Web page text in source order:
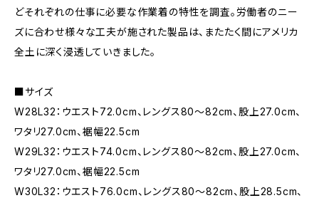
どそれぞれの仕事に必要な作業着の特性を調査。労働者のニー
ズに合わせ様々な工夫が施された製品は、またたく間にアメリカ
全土に深く浸透していきました。
■サイズ
W28L32：ウエスト72.0cm、レングス80〜82cm、股上27.0cm、
ワタリ27.0cm、裾幅22.5cm
W29L32：ウエスト74.0cm、レングス80〜82cm、股上27.0cm、
ワタリ27.0cm、裾幅22.5cm
W30L32：ウエスト76.0cm、レングス80〜82cm、股上28.5cm、